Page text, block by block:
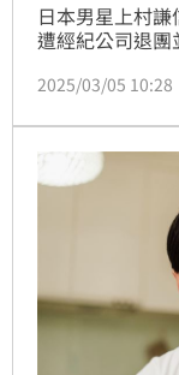
日本男星上村
遭經紀公司退
查。據港媒報導
二條，猥褻行
2025/03/05 10:28